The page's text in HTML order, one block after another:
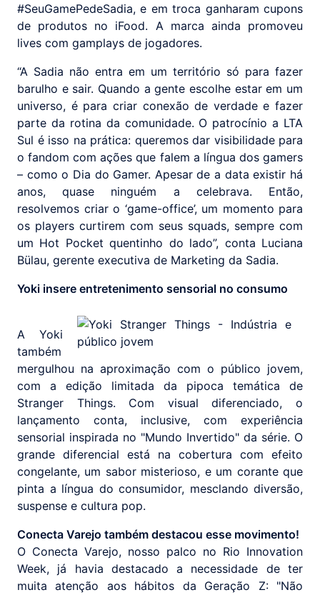
#SeuGamePedeSadia, e em troca ganharam cupons
de produtos no iFood. A marca ainda promoveu
lives com gamplays de jogadores.
“A Sadia não entra em um território só para fazer
barulho e sair. Quando a gente escolhe estar em um
universo, é para criar conexão de verdade e fazer
parte da rotina da comunidade. O patrocínio a LTA
Sul é isso na prática: queremos dar visibilidade para
o fandom com ações que falem a língua dos gamers
– como o Dia do Gamer. Apesar de a data existir há
anos, quase ninguém a celebrava. Então,
resolvemos criar o ‘game-office’, um momento para
os players curtirem com seus squads, sempre com
um Hot Pocket quentinho do lado”, conta Luciana
Bülau, gerente executiva de Marketing da Sadia.
Yoki insere entretenimento sensorial no consumo
A Yoki
também
mergulhou na aproximação com o público jovem,
com a edição limitada da pipoca temática de
Stranger Things. Com visual diferenciado, o
lançamento conta, inclusive, com experiência
sensorial inspirada no "Mundo Invertido" da série. O
grande diferencial está na cobertura com efeito
congelante, um sabor misterioso, e um corante que
pinta a língua do consumidor, mesclando diversão,
suspense e cultura pop.
Conecta Varejo também destacou esse movimento!
O Conecta Varejo, nosso palco no Rio Innovation
Week, já havia destacado a necessidade de ter
muita atenção aos hábitos da Geração Z: "Não